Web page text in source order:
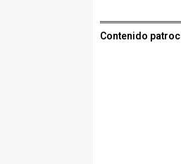
Contenido